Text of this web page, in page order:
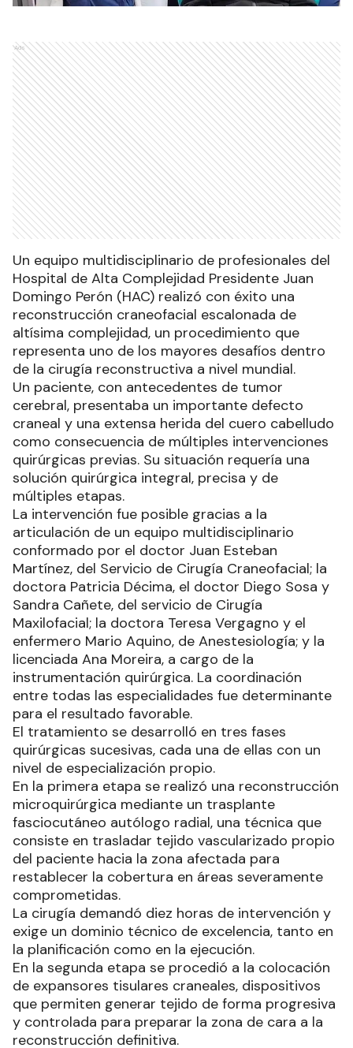
Ads
Un equipo multidisciplinario de profesionales del
Hospital de Alta Complejidad Presidente Juan
Domingo Perón (HAC) realizó con éxito una
reconstrucción craneofacial escalonada de
altísima complejidad, un procedimiento que
representa uno de los mayores desafíos dentro
de la cirugía reconstructiva a nivel mundial.
Un paciente, con antecedentes de tumor
cerebral, presentaba un importante defecto
craneal y una extensa herida del cuero cabelludo
como consecuencia de múltiples intervenciones
quirúrgicas previas. Su situación requería una
solución quirúrgica integral, precisa y de
múltiples etapas.
La intervención fue posible gracias a la
articulación de un equipo multidisciplinario
conformado por el doctor Juan Esteban
Martínez, del Servicio de Cirugía Craneofacial; la
doctora Patricia Décima, el doctor Diego Sosa y
Sandra Cañete, del servicio de Cirugía
Maxilofacial; la doctora Teresa Vergagno y el
enfermero Mario Aquino, de Anestesiología; y la
licenciada Ana Moreira, a cargo de la
instrumentación quirúrgica. La coordinación
entre todas las especialidades fue determinante
para el resultado favorable.
El tratamiento se desarrolló en tres fases
quirúrgicas sucesivas, cada una de ellas con un
nivel de especialización propio.
En la primera etapa se realizó una reconstrucción
microquirúrgica mediante un trasplante
fasciocutáneo autólogo radial, una técnica que
consiste en trasladar tejido vascularizado propio
del paciente hacia la zona afectada para
restablecer la cobertura en áreas severamente
comprometidas.
La cirugía demandó diez horas de intervención y
exige un dominio técnico de excelencia, tanto en
la planificación como en la ejecución.
En la segunda etapa se procedió a la colocación
de expansores tisulares craneales, dispositivos
que permiten generar tejido de forma progresiva
y controlada para preparar la zona de cara a la
reconstrucción definitiva.